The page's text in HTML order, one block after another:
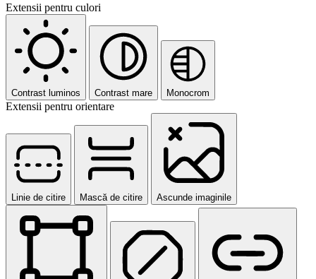
Extensii pentru culori
Contrast luminos Contrast mare Monocrom
Extensii pentru orientare
Linie de citire Mască de citire Ascunde imaginile